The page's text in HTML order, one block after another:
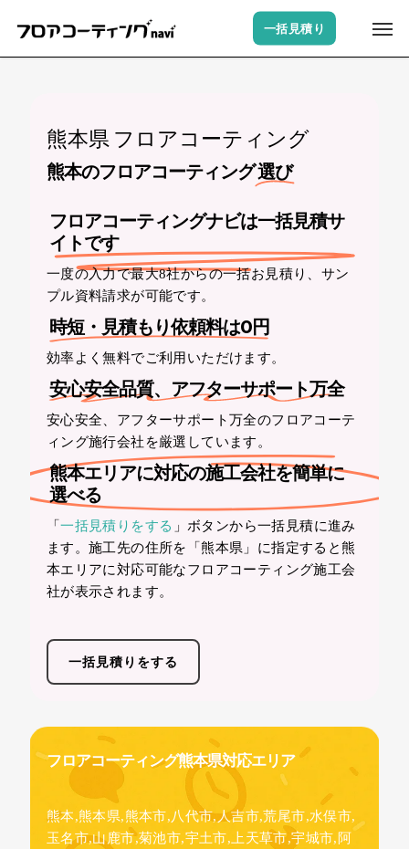
main
一括見積り
熊本県 フロアコーティング
熊本のフロアコーティング選び
フロアコーティングナビは一括見積サ
イトです
一度の入力で最大8社からの一括お見積り、サン
プル資料請求が可能です。
時短・見積もり依頼料は0円
効率よく無料でご利用いただけます。
安心安全品質、アフターサポート万全
安心安全、アフターサポート万全のフロアコーテ
ィング施行会社を厳選しています。
熊本エリアに対応の施工会社を簡単に
選べる
「一括見積りをする 」ボタンから一括見積に進み
ます。施工先の住所を「熊本県」に指定すると熊
本エリアに対応可能なフロアコーティング施工会
社が表示されます。
一括見積りをする
フロアコーティング熊本県対応エリア
熊本,熊本県,熊本市,八代市,人吉市,荒尾市,水俣市,
玉名市,山鹿市,菊池市,宇土市,上天草市,宇城市,阿